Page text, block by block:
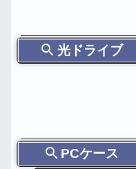
光ドライブ
PCケース